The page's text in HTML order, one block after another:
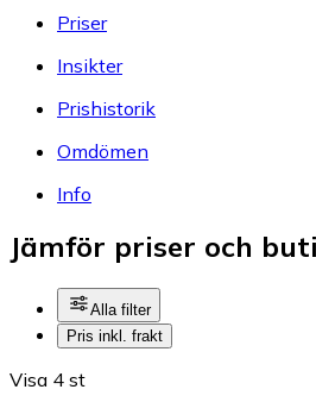
Priser
Insikter
Prishistorik
Omdömen
Info
Jämför priser och
Alla filter
Pris inkl. frakt
Visa 4 st